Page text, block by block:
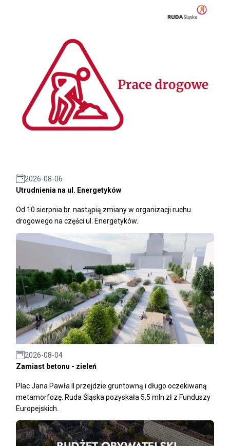
2026-08-06
Utrudnienia na ul. Energetyków
Od 10 sierpnia br. nastąpią zmiany w organizacji ruchu
drogowego na części ul. Energetyków.
2026-08-04
Zamiast betonu - zieleń
Plac Jana Pawła II przejdzie gruntowną i długo oczekiwaną
metamorfozę. Ruda Śląska pozyskała 5,5 mln zł z Funduszy
Europejskich.